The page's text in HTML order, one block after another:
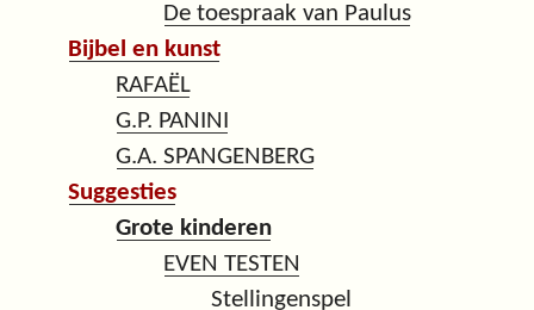
De toespraak van Paulus
Bijbel en kunst
RAFAËL
G.P. PANINI
G.A. SPANGENBERG
Suggesties
Grote kinderen
EVEN TESTEN
Stellingenspel